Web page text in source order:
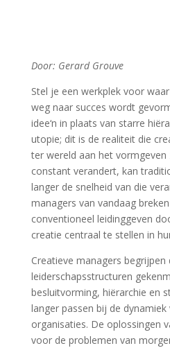
Door: Gerard Grouve
Stel je een werkplek voor
weg naar succes wordt
idee‘n in plaats van starre
utopie; dit is de realiteit die
ter wereld aan het vormgeven
constant verandert, kan
langer de snelheid van die
managers van vandaag
conventioneel leidinggeven
creatie centraal te stellen in
Creatieve managers
leiderschapsstructuren
besluitvorming, hiërarchie en
langer passen bij de
organisaties. De oplossingen
voor de problemen van